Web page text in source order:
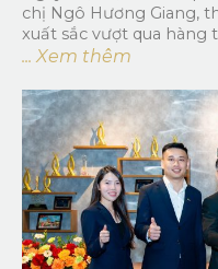
chị Ngô Hương Giang,
xuất sắc vượt qua hàng
... Xem thêm